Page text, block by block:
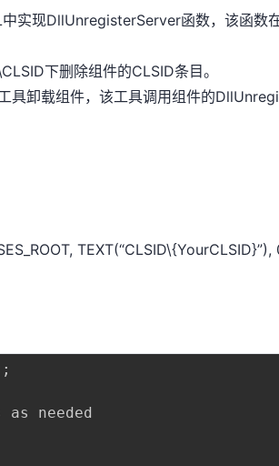
实现DllUnregisterServer函数，该函数
下删除组件的CLSID条目。
卸载组件，该工具调用组件的
TEXT(“CLSID\{YourCLSID}”),
needed